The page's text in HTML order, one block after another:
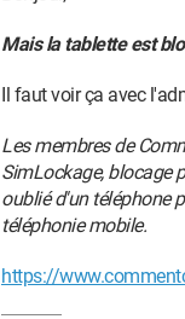
Mais la tablette est
Il faut voir ça avec
Les membres de
SimLockage, blocage
oublié d'un téléphone
téléphonie mobile.
https://